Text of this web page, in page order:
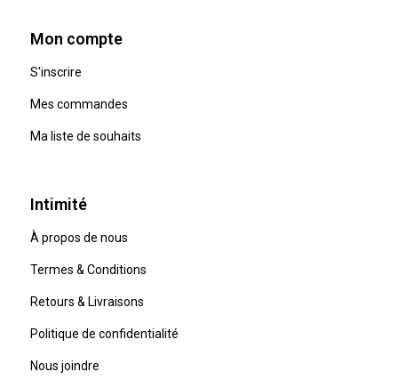
Mon compte
S'inscrire
Mes commandes
Ma liste de souhaits
Intimité
À propos de nous
Termes & Conditions
Retours & Livraisons
Politique de confidentialité
Nous joindre